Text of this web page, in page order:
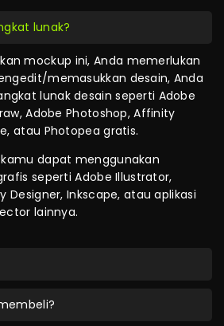
lunak?
mockup ini, Anda memerlukan
memasukkan desain, Anda
lunak desain seperti Adobe
Adobe Photoshop, Affinity
atau Photopea gratis.
dapat menggunakan
seperti Adobe Illustrator,
Designer, Inkscape, atau aplikasi
lainnya.